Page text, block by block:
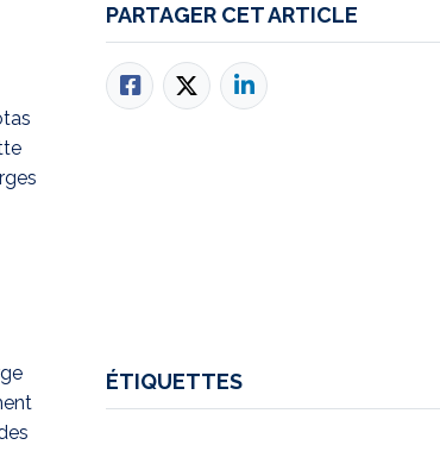
PARTAGER CET ARTICLE
ÉTIQUETTES